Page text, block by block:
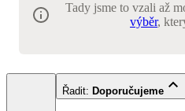
Tady jsme to vzali až
výběr,
Řadit: Doporučujeme